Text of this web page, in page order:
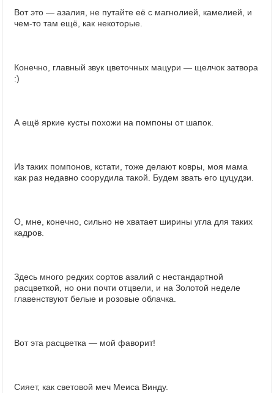
Вот это — азалия, не путайте её с магнолией, камелией, и
чем-то там ещё, как некоторые.
Конечно, главный звук цветочных мацури — щелчок затвора
:)
А ещё яркие кусты похожи на помпоны от шапок.
Из таких помпонов, кстати, тоже делают ковры, моя мама
как раз недавно соорудила такой. Будем звать его цуцудзи.
О, мне, конечно, сильно не хватает ширины угла для таких
кадров.
Здесь много редких сортов азалий с нестандартной
расцветкой, но они почти отцвели, и на Золотой неделе
главенствуют белые и розовые облачка.
Вот эта расцветка — мой фаворит!
Сияет, как световой меч Меиса Винду.